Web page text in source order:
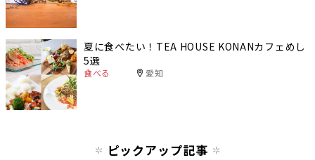
夏に食べたい！TEA HOUSE KONANカフェめし
5選
食べる 愛知
ピックアップ記事